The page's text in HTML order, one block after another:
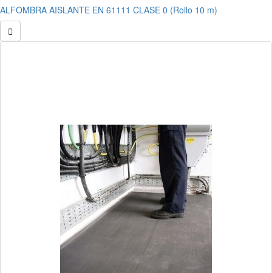
ALFOMBRA AISLANTE EN 61111 CLASE 0 (Rollo 10 m)
